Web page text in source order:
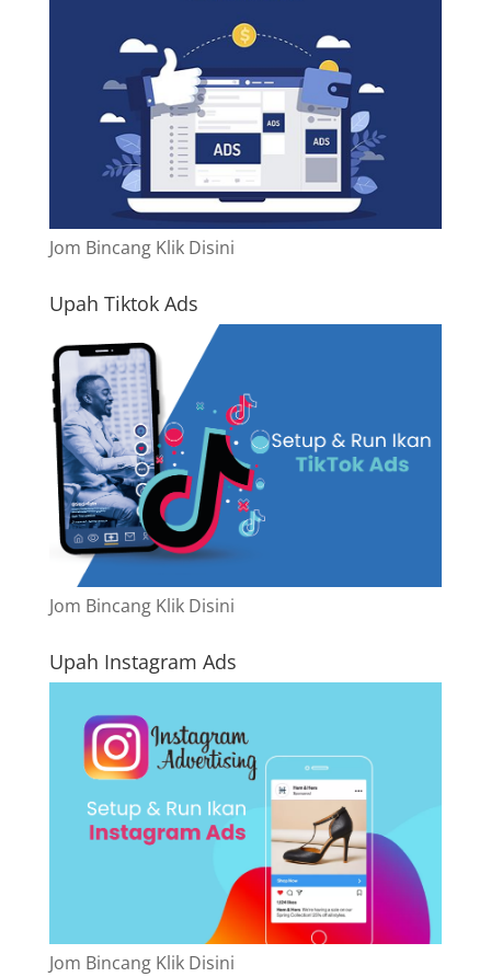
Jom Bincang Klik Disini
Upah Tiktok Ads
Jom Bincang Klik Disini
Upah Instagram Ads
Jom Bincang Klik Disini